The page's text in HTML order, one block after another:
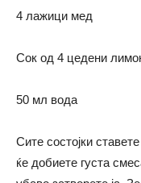
4 лажици мед
Сок од 4 цедени
50 мл вода
Сите состојки
ќе добиете густа